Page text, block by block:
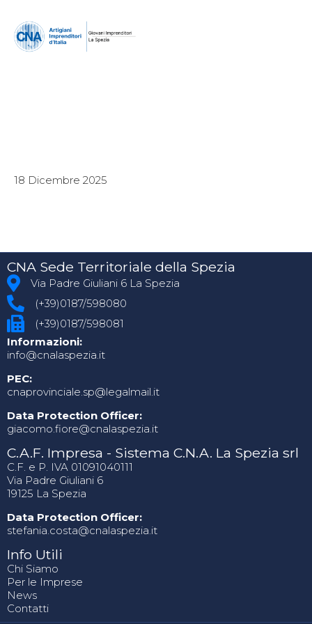
18 Dicembre 2025
CNA Sede Territoriale della Spezia
Via Padre Giuliani 6 La Spezia
(+39)0187/598080
(+39)0187/598081
Informazioni:
info@cnalaspezia.it
PEC:
cnaprovinciale.sp@legalmail.it
Data Protection Officer:
giacomo.fiore@cnalaspezia.it
C.A.F. Impresa - Sistema C.N.A. La Spezia srl
C.F. e P. IVA 01091040111
Via Padre Giuliani 6
19125 La Spezia
Data Protection Officer:
stefania.costa@cnalaspezia.it
Info Utili
Chi Siamo
Per le Imprese
News
Contatti